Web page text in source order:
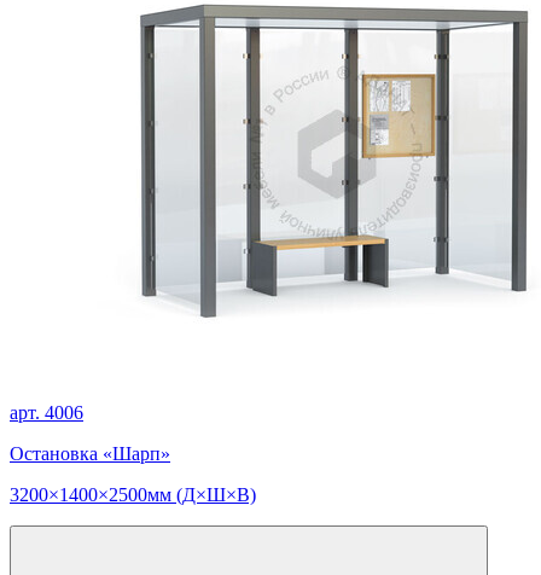
арт. 4006
Остановка «Шарп»
3200×1400×2500мм (Д×Ш×В)